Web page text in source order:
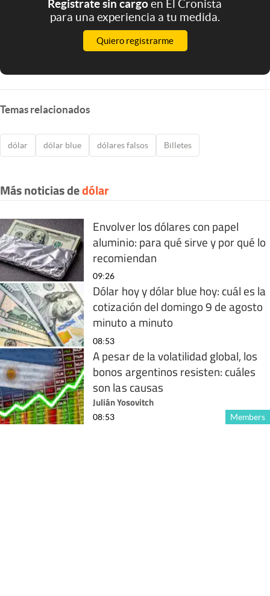
Registrate sin cargoen El Cronista
para una experiencia a tu medida.
Quiero registrarme
Temas relacionados
dólar dólar blue dólares falsos Billetes
Más noticias dedólar
Envolver los dólares con papel
aluminio: para qué sirve y por qué lo
recomiendan
09:26
Dólar hoy y dólar blue hoy: cuál es la
cotización del domingo 9 de agosto
minuto a minuto
08:53
A pesar de la volatilidad global, los
bonos argentinos resisten: cuáles
son las causas
Julián Yosovitch
Members
08:53